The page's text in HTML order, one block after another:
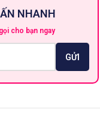
NHANH
cho bạn ngay